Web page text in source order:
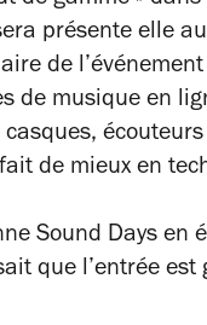
présente elle
de
de musique en
de mieux en
Sound Days en
que l’entrée est